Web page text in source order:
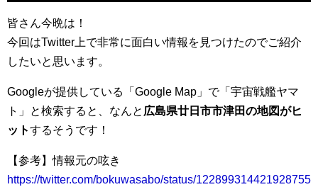
皆さん今晩は！
今回はTwitter上で非常に面白い情報を見つけたのでご紹介
したいと思います。
Googleが提供している「Google Map」で「宇宙戦艦ヤマ
ト」と検索すると、なんと 広島県廿日市市津田の地図がヒ
ットするそうです！
【参考】情報元の呟き
https://twitter.com/bokuwasabo/status/122899314421928755